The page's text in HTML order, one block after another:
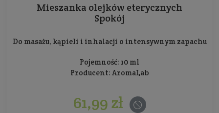
Mieszanka olejków eterycznych
Spokój
Do masażu, kąpieli i inhalacji o intensywnym zapachu
Pojemność: 10 ml
Producent: AromaLab
61,99 zł